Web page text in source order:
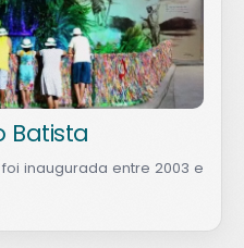
Batista
inaugurada entre 2003 e